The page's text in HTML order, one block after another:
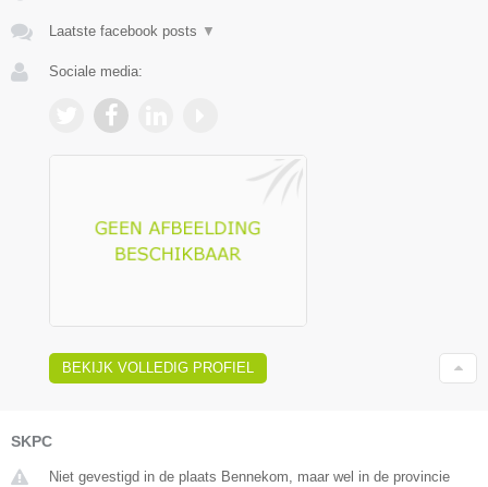
Laatste facebook posts ▼
Sociale media:
BEKIJK VOLLEDIG PROFIEL
SKPC
Niet gevestigd in de plaats Bennekom, maar wel in de provincie